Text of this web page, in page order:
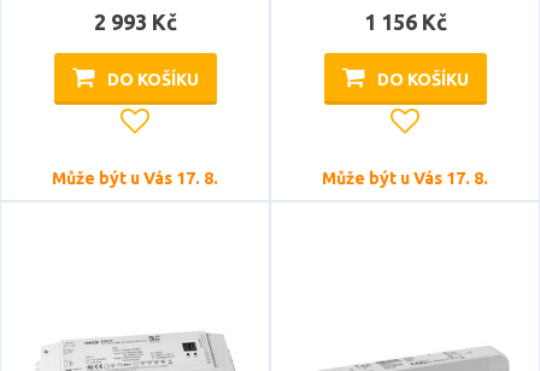
2 993 Kč
DO KOŠÍKU
Může být u Vás 17. 8.
1 156 Kč
DO KOŠÍKU
Může být u Vás 17. 8.